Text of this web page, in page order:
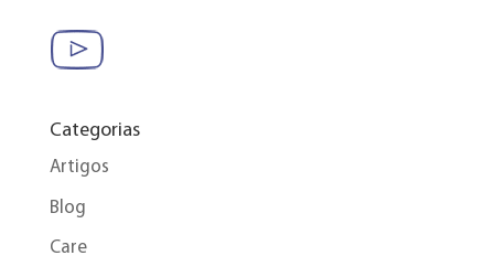
Categorias
Artigos
Blog
Care